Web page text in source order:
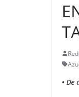
• De